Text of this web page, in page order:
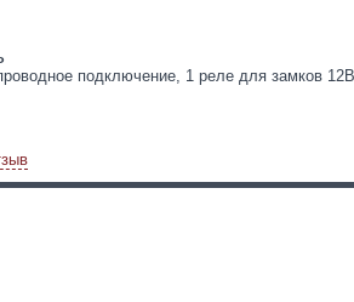
подключение, 1 реле для замков